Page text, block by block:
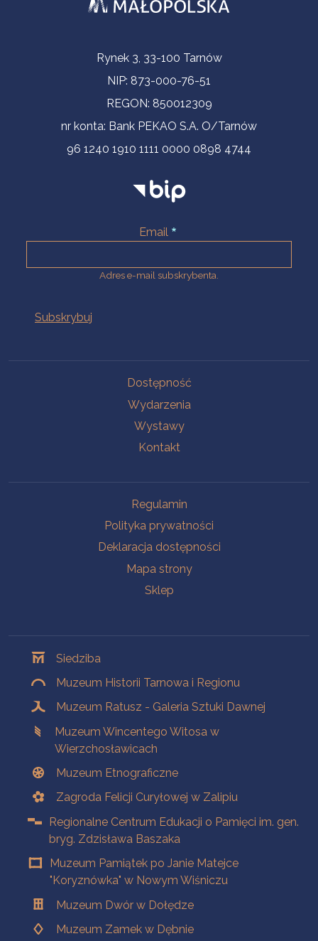
Informacje kontaktoweRynek 3, 33-100 Tarnów
NIP: 873-000-76-51
REGON: 850012309
nr konta: Bank PEKAO S.A. O/Tarnów
96 1240 1910 1111 0000 0898 4744
Email
Adres e-mail subskrybenta.
Dostępność
Wydarzenia
Wystawy
Kontakt
Regulamin
Polityka prywatności
Deklaracja dostępności
Mapa strony
Sklep
Siedziba
Muzeum Historii Tarnowa i Regionu
Muzeum Ratusz - Galeria Sztuki Dawnej
Muzeum Wincentego Witosa w
Wierzchosławicach
Muzeum Etnograficzne
Zagroda Felicji Curyłowej w Zalipiu
Regionalne Centrum Edukacji o Pamięci im. gen.
bryg. Zdzisława Baszaka
Muzeum Pamiątek po Janie Matejce
"Koryznówka" w Nowym Wiśniczu
Muzeum Dwór w Dołędze
Muzeum Zamek w Dębnie